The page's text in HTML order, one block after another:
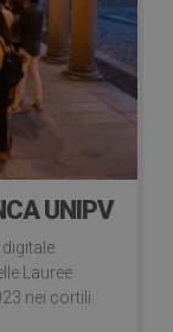
UNIPV
Lauree
nei cortili